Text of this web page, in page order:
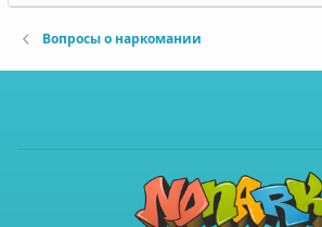
Вопросы о наркомании